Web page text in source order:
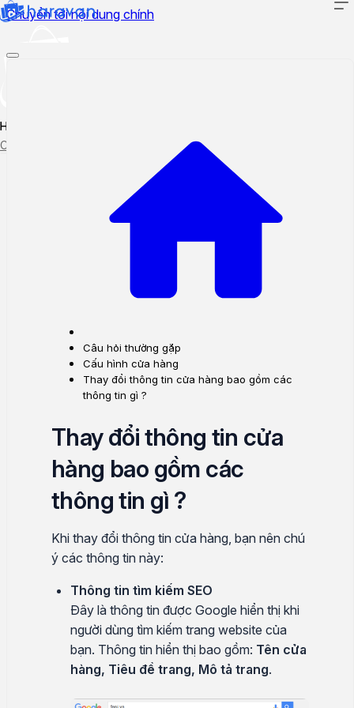
Chuyển tới nội dung chính
Hướng dẫn sử dụng
Cập nhật tính năng mới
Theo dõi ticket
Câu hỏi thường gặp
Cấu hình cửa hàng
Thay đổi thông tin cửa hàng bao gồm các
thông tin gì ?
Thay đổi thông tin cửa
hàng bao gồm các
thông tin gì ?
Khi thay đổi thông tin cửa hàng, bạn nên chú
ý các thông tin này:
Thông tin tìm kiếm SEO
Đây là thông tin được Google hiển thị khi
người dùng tìm kiếm trang website của
bạn. Thông tin hiển thị bao gồm: Tên cửa
hàng, Tiêu đề trang, Mô tả trang.